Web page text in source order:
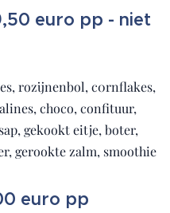
euro pp - niet
rozijnenbol, c0rnflakes,
choco, confituur,
gekookt eitje, boter,
gerookte zalm, smoothie
euro pp